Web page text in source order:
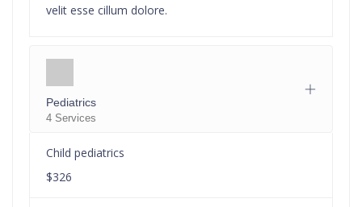
velit esse cillum dolore.
Pediatrics
4 Services
Child pediatrics
$326